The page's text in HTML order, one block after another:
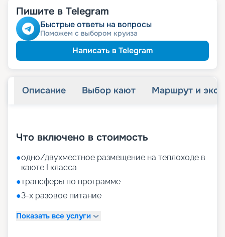
Пишите в Telegram
Быстрые ответы на вопросы
Поможем с выбором круиза
Написать в Telegram
Описание Выбор кают Маршрут и
Что включено в стоимость
●одно/двухместное размещение на теплоходе в
каюте I класса
●трансферы по программе
●3-х разовое питание
Показать все услуги